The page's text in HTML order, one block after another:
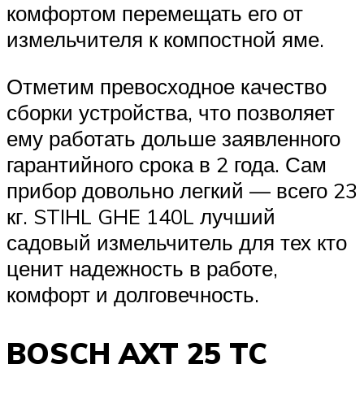
комфортом перемещать его от
измельчителя к компостной яме.
Отметим превосходное качество
сборки устройства, что позволяет
ему работать дольше заявленного
гарантийного срока в 2 года. Сам
прибор довольно легкий — всего 23
кг. STIHL GHE 140L лучший
садовый измельчитель для тех кто
ценит надежность в работе,
комфорт и долговечность.
BOSCH AXT 25 TC